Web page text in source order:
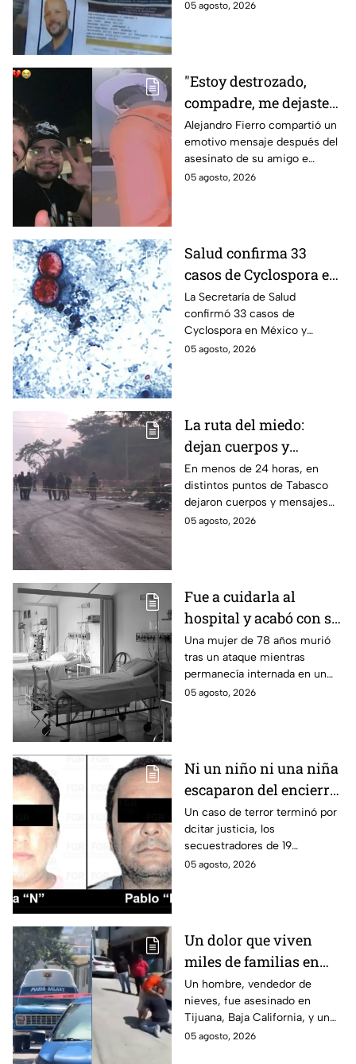
Jalisco
después desapareció;
05 agosto, 2026
"Estoy destrozado,
compadre, me dejaste":
Así reaccionó
Alejandro Fierro al
asesinato del
influencer César
Alejandro Fierro compartió un
emotivo mensaje después del
asesinato de su amigo e
influencer César Gastélum;
05 agosto, 2026
Salud confirma 33
casos de Cyclospora en
México: ¿en qué estado
se reportan los brotes
de diarrea explosiva?
La Secretaría de Salud
confirmó 33 casos de
Cyclospora en México y
mantiene investigaciones en
05 agosto, 2026
La ruta del miedo:
dejan cuerpos y
mensajes criminales
en carreteras de
Tabasco en un solo día
En menos de 24 horas, en
distintos puntos de Tabasco
dejaron cuerpos y mensajes
criminales en varias carreteras
05 agosto, 2026
Fue a cuidarla al
hospital y acabó con su
vida: Hombre habría
asfixiado a su suegra
mientras estaba
internada en Veracruz
Una mujer de 78 años murió
tras un ataque mientras
permanecía internada en un
hospital de Veracruz;
05 agosto, 2026
Ni un niño ni una niña
escaparon del encierro:
así cayó la pareja que
retenía a 19 migrantes
en Puebla
Un caso de terror terminó por
dcitar justicia, los
secuestradores de 19
migrantes recibieron una
05 agosto, 2026
Un dolor que viven
miles de familias en
México: Así se
enteraron los
familiares de un
vendedor de nieves de
Un hombre, vendedor de
nieves, fue asesinado en
Tijuana, Baja California, y un
reportero captó el momento
05 agosto, 2026